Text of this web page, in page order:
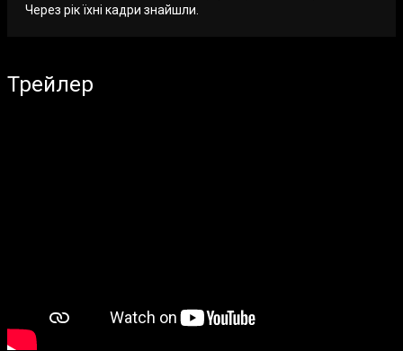
Через рік їхні кадри знайшли.
Трейлер